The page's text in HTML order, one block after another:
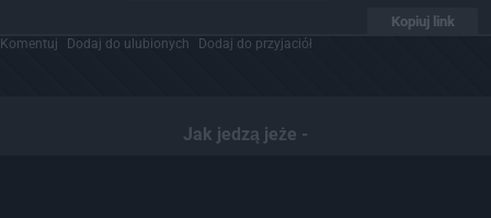
Kopiuj link
Komentuj Dodaj do ulubionych Dodaj do przyjaciół
Jak jedzą jeże -